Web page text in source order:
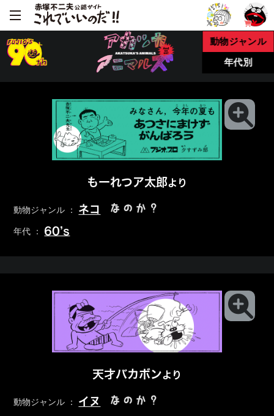
動物ジャンル
年代別
もーれつア太郎より
動物ジャンル ： ネコ なのか？
年代 ： 60’s
天才バカボンより
動物ジャンル ： イヌ なのか？